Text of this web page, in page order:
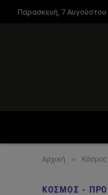
Παρασκευή, 7 Αυγούστου
Αρχική » Κόσμος
ΚΌΣΜΟΣ